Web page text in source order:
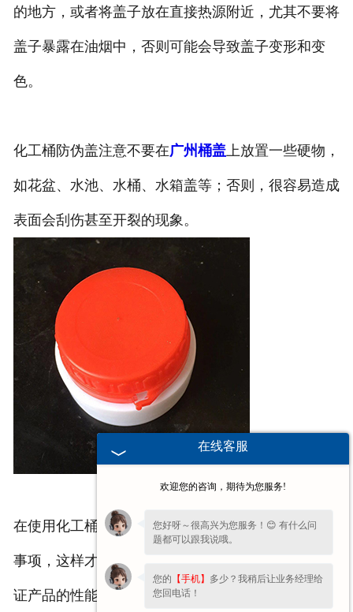
的地方，或者将盖子放在直接热源附近，尤其不要将
盖子暴露在油烟中，否则可能会导致盖子变形和变
色。
化工桶防伪盖注意不要在广州桶盖上放置一些硬物，
如花盆、水池、水桶、水箱盖等；否则，很容易造成
表面会刮伤甚至开裂的现象。
在使用化工桶防伪盖的过程中，需要注意上述的注意
事项，这样才能尽可能地延长产品的使用时间以及保
证产品的性能。
在线客服
欢迎您的咨询，期待为您服务!
您好呀～很高兴为您服务！😊 有什么问
题都可以跟我说哦。
您的 【手机】 多少？我稍后让业务经理给
您回电话！